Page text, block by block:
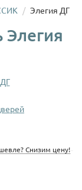
Элегия ДГ
Снизим цену!